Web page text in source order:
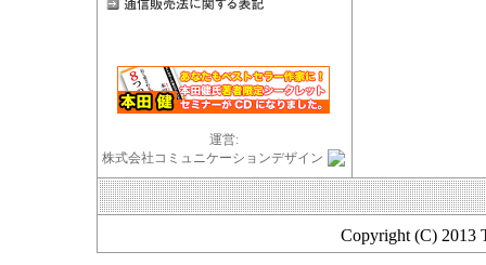
運営:
株式会社コミュニケーションデザイン
Copyright (C) 2013